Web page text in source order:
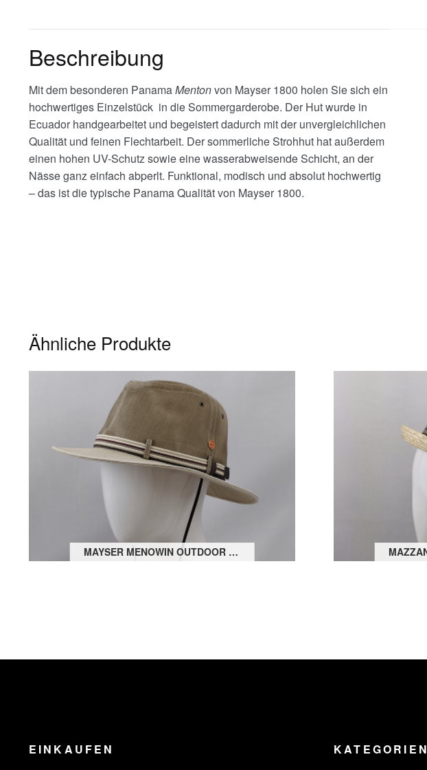
Beschreibung
Mit dem besonderen PanamaMentonvon Mayser 1800 holen Sie sich ein
hochwertiges Einzelstück in die Sommergarderobe. Der Hut wurde in
Ecuador handgearbeitet und begeistert dadurch mit der unvergleichlichen
Qualität und feinen Flechtarbeit. Der sommerliche Strohhut hat außerdem
einen hohen UV-Schutz sowie eine wasserabweisende Schicht, an der
Nässe ganz einfach abperlt. Funktional, modisch und absolut hochwertig
– das ist die typische Panama Qualität von Mayser 1800.
Ähnliche Produkte
MAYSER MENOWIN OUTDOOR HUT
EINKAUFEN KATEGORIEN